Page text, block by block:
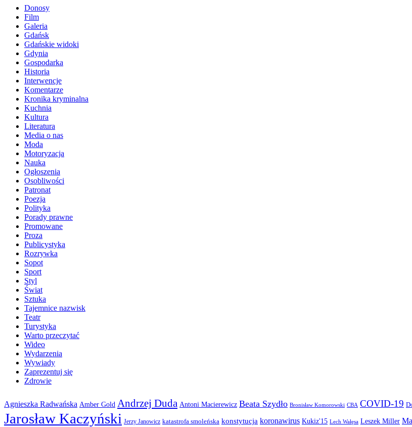
Donosy
Film
Galeria
Gdańsk
Gdańskie widoki
Gdynia
Gospodarka
Historia
Interwencje
Komentarze
Kronika kryminalna
Kuchnia
Kultura
Literatura
Media o nas
Moda
Motoryzacja
Nauka
Ogłoszenia
Osobliwości
Patronat
Poezja
Polityka
Porady prawne
Promowane
Proza
Publicystyka
Rozrywka
Sopot
Sport
Styl
Świat
Sztuka
Tajemnice nazwisk
Teatr
Turystyka
Warto przeczytać
Wideo
Wydarzenia
Wywiady
Zaprezentuj się
Zdrowie
Agnieszka Radwańska Amber Gold Andrzej Duda Antoni Macierewicz Beata Szydło Bronisław Komorowski CBA COVID-19
Jarosław Kaczyński Jerzy Janowicz katastrofa smoleńska konstytucja koronawirus Kukiz'15 Lech Wałęsa Leszek Miller